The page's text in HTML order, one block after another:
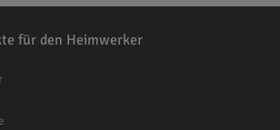
für den Heimwerker